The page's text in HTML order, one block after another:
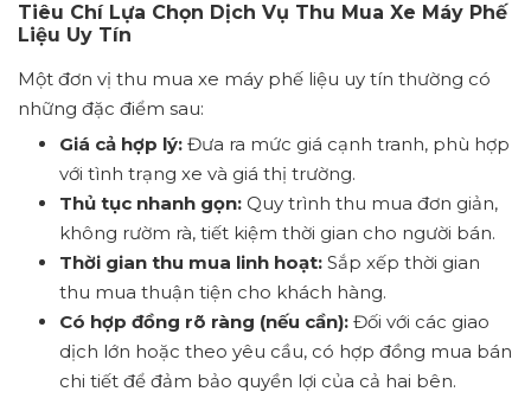
Tiêu Chí Lựa Chọn Dịch Vụ Thu Mua Xe Máy Phế
Liệu Uy Tín
Một đơn vị thu mua xe máy phế liệu uy tín thường có
những đặc điểm sau:
Giá cả hợp lý: Đưa ra mức giá cạnh tranh, phù hợp
với tình trạng xe và giá thị trường.
Thủ tục nhanh gọn: Quy trình thu mua đơn giản,
không rườm rà, tiết kiệm thời gian cho người bán.
Thời gian thu mua linh hoạt: Sắp xếp thời gian
thu mua thuận tiện cho khách hàng.
Có hợp đồng rõ ràng (nếu cần): Đối với các giao
dịch lớn hoặc theo yêu cầu, có hợp đồng mua bán
chi tiết để đảm bảo quyền lợi của cả hai bên.